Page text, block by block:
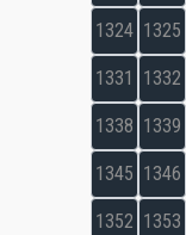
1324 1325
1331 1332
1338 1339
1345 1346
1352 1353